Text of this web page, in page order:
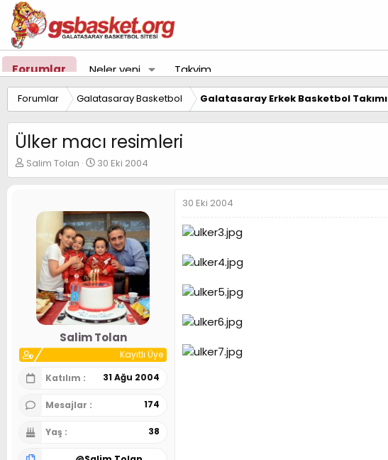
Forumlar Neler yeni Takvim
Forumlar Galatasaray Basketbol Galatasaray Erkek Basketbol Takımı
Ülker macı resimleri
K
o
Salim Tolan
B
a
a
n
g
ı
ç
t
a
i
h
i
30 Eki 2004
Salim Tolan
Kayıtlı Üye
Katılım
31 Ağu 2004
Mesajlar 174
Yaş 38
30 Eki 2004